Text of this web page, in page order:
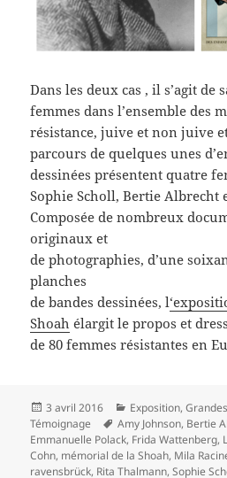
Dans les deux cas , il s’agit de
femmes dans l’ensemble des
résistance, juive et non juive
parcours de quelques unes
dessinées présentent quatre
Sophie Scholl, Bertie Albrecht
Composée de nombreux
originaux et
de photographies, d’une
planches
de bandes dessinées, l
Shoah élargit le propos et
de 80 femmes résistantes en
Publié
le
3 avril 2016 Catégories
Exposition,
Témoignage
Mots-
clés
Amy Johnson, Bertie
Emmanuelle Polack, Frida Wattenberg,
Cohn, mémorial de la Shoah, Mila
ravensbrück, Rita Thalmann,Sophie